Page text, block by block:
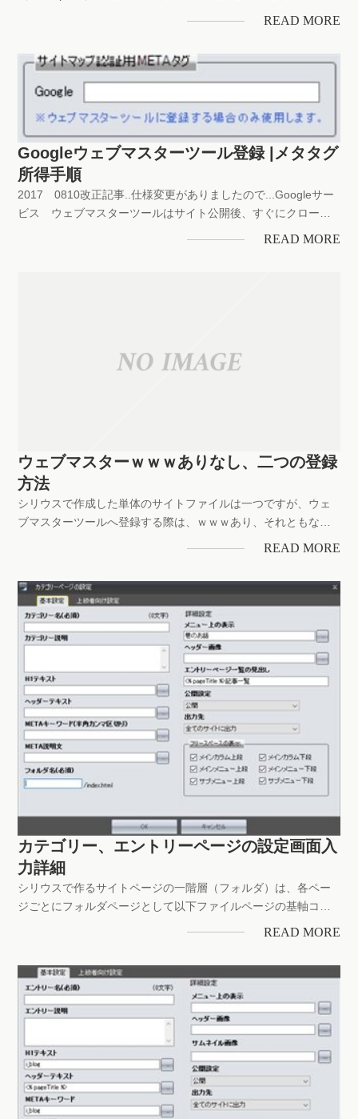
ィンドウに備えございますが、その役目、効果とは何を意味す
案...
READ MORE
Googleウェブマスターツール登録 |メタタグ
所得手順
2017 0810改正記事..仕様変更がありましたので...Googleサー
ビス ウェブマスターツールはサイト公開後、すぐにクローラ
ーに巡回をしてもらう..そして認識来てもらう..indexを早める効
READ MORE
ウェブマスターｗｗｗありなし、二つの登録
方法
シリウスで作成した単体のサイトファイルは一つですが、ウェ
ブマスターツールへ登録する際は、ｗｗｗあり、それともな
し、いずれを登録すればよいのか？サイトの全体設定では、ド
解しますが...当...
READ MORE
カテゴリー、エントリーページの設定画面入
力詳細
シリウスで作るサイトページの一階層（フォルダ）は、各ペー
ジごとにフォルダページとして以下ファイルページの基軸コン
進めますカテゴリ...
READ MORE